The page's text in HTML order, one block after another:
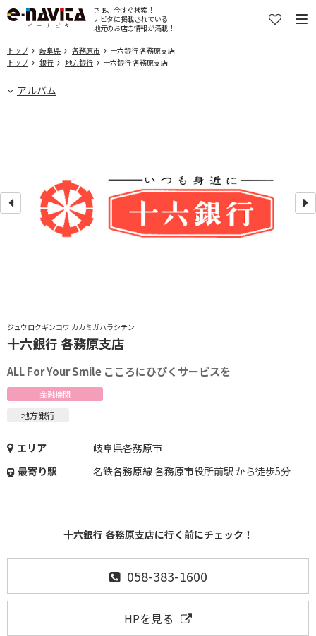
さぁ、今すぐ検索！
ナビタに掲載されている
地元のお店の情報が満載！
トップ 岐阜県 各務原市
十六銀行 各務原支店
トップ
銀行 地方銀行 十六銀行 各務原支店
アルバム
ジュウロクギンコウ カカミガハラシテン
十六銀行 各務原支店
ALL For Your Smile こころにひびくサービスを
金融機関
地方銀行
エリア
岐阜県各務原市
最寄り駅
名鉄各務原線 各務原市役所前駅 から徒歩5分
十六銀行 各務原支店に行く前にチェック！
058-383-1600
HPを見る